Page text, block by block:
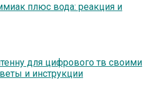
плюс вода: реакция и
для цифрового тв своими
и инструкции